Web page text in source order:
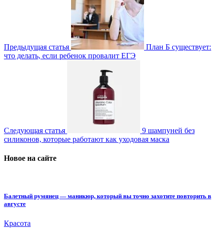
Предыдущая статья
План Б существует:
что делать, если ребенок провалит ЕГЭ
Следующая статья
9 шампуней без
силиконов, которые работают как уходовая маска
Новое на сайте
Балетный румянец — маникюр, который вы точно захотите повторить в
августе
Красота